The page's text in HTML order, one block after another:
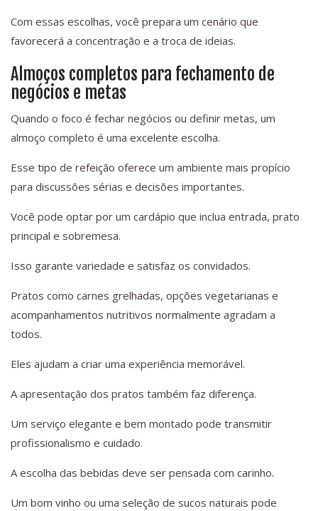
Com essas escolhas, você prepara um cenário que
favorecerá a concentração e a troca de ideias.
Almoços completos para fechamento de
negócios e metas
Quando o foco é fechar negócios ou definir metas, um
almoço completo é uma excelente escolha.
Esse tipo de refeição oferece um ambiente mais propício
para discussões sérias e decisões importantes.
Você pode optar por um cardápio que inclua entrada, prato
principal e sobremesa.
Isso garante variedade e satisfaz os convidados.
Pratos como carnes grelhadas, opções vegetarianas e
acompanhamentos nutritivos normalmente agradam a
todos.
Eles ajudam a criar uma experiência memorável.
A apresentação dos pratos também faz diferença.
Um serviço elegante e bem montado pode transmitir
profissionalismo e cuidado.
A escolha das bebidas deve ser pensada com carinho.
Um bom vinho ou uma seleção de sucos naturais pode